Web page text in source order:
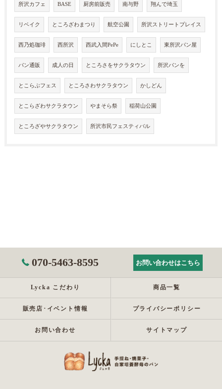
所沢カフェ BASE 厨房前販売 南与野 翔んで埼玉
リベイク ところざわまつり 航空公園 所沢ストリートプレイス
西乃処珈琲 西所沢 西武入間PePe にしとこ 東所沢パン屋
パン通販 成人の日 ところさをサクラタウン 所沢パンを
とこらぶフェス ところさわサクラタウン かしどん
とこらざわサクラタウン やまそら祭 稲荷山公園
ところざやサクラタウン 所沢市民フェスティバル
070-5463-8595 お問い合わせはこちら
Lycka こだわり 商品一覧
販売店･イベント情報 プライバシーポリシー
お問い合わせ サイトマップ